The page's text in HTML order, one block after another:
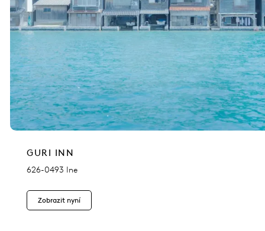
GURI INN
626-0493 Ine
Zobrazit nyní